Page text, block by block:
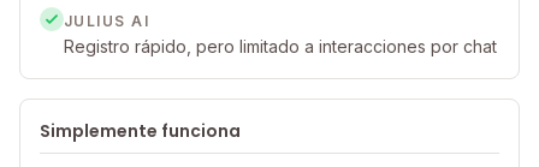
JULIUS AI
Registro rápido, pero limitado a interacciones por chat
Simplemente funciona